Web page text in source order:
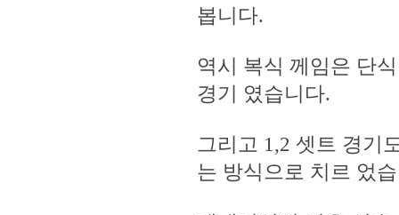
봅니다.
역시 복식 께임은 단
경기 였습니다.
그리고 1,2 셋트 경기
는 방식으로 치르 었